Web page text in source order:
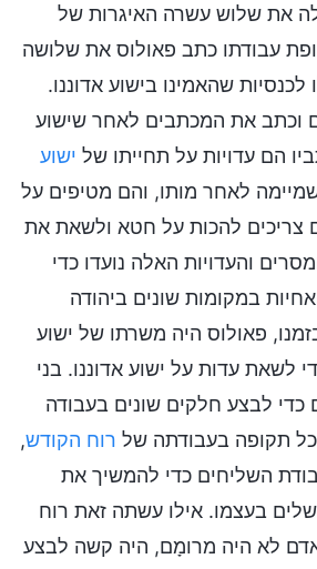
את שלוש עשרה האיגרות של
עבודתו כתב פאולוס את שלושה
שהאמינו בישוע אדוננו.
וכתב את המכתבים לאחר שישוע
הם עדויות על תחייתו של ישוע
לאחר מותו, והם מטיפים על
צריכים להכות על חטא ולשאת את
והעדויות האלה נועדו כדי
במקומות שונים ביהודה
פאולוס היה משרתו של ישוע
לשאת עדות על ישוע אדוננו. בני
כדי לבצע חלקים שונים בעבודה
תקופה בעבודתה של רוח הקודש,
השליחים כדי להמשיך את
בעצמו. אילו עשתה זאת רוח
לא היה מרומָם, היה קשה לבצע